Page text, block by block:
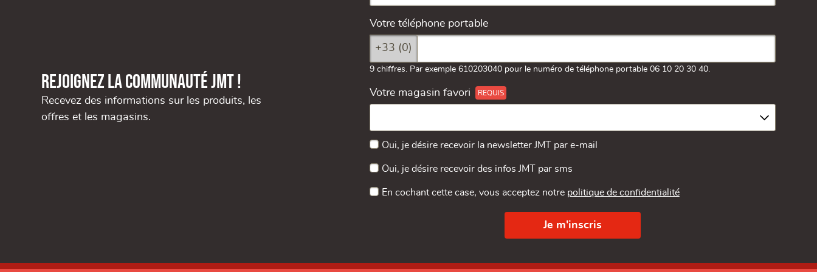
Rejoignez la communauté JMT !
Recevez des informations sur les produits, les
offres et les magasins.
Votre téléphone portable
+33 (0)
9 chiffres. Par exemple 610203040 pour le numéro de téléphone portable 06 10 20 30 40.
Votre magasin favori
Oui, je désire recevoir la newsletter JMT par e-mail
Oui, je désire recevoir des infos JMT par sms
En cochant cette case, vous acceptez notre politique de confidentialité